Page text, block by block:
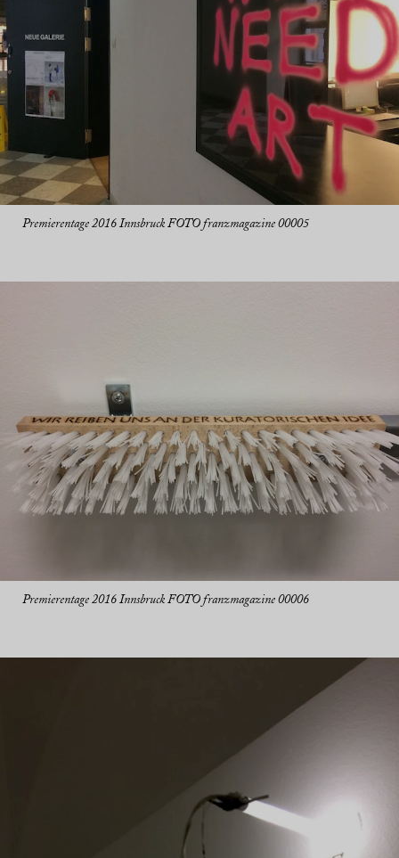
Premierentage 2016 Innsbruck FOTO franzmagazine 00005
Premierentage 2016 Innsbruck FOTO franzmagazine 00006